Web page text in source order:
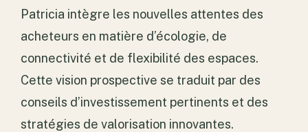
Patricia intègre les nouvelles attentes des
acheteurs en matière d’écologie, de
connectivité et de flexibilité des espaces.
Cette vision prospective se traduit par des
conseils d’investissement pertinents et des
stratégies de valorisation innovantes.